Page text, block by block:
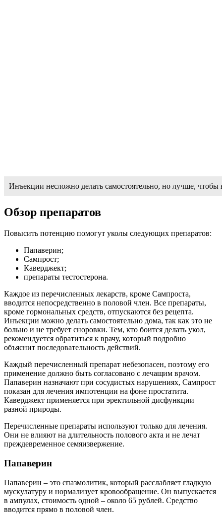
Инъекции несложно делать самостоятельно, но лучше, чтобы
Обзор препаратов
Повысить потенцию помогут уколы следующих препаратов:
Папаверин;
Сампрост;
Каверджект;
препараты тестостерона.
Каждое из перечисленных лекарств, кроме Сампроста,
вводится непосредственно в половой член. Все препараты,
кроме гормональных средств, отпускаются без рецепта.
Инъекции можно делать самостоятельно дома, так как это не
больно и не требует сноровки. Тем, кто боится делать укол,
рекомендуется обратиться к врачу, который подробно
объяснит последовательность действий.
Каждый перечисленный препарат небезопасен, поэтому его
применение должно быть согласовано с лечащим врачом.
Папаверин назначают при сосудистых нарушениях, Сампрост
показан для лечения импотенции на фоне простатита.
Каверджект применяется при эректильной дисфункции
разной природы.
Перечисленные препараты используют только для лечения.
Они не влияют на длительность полового акта и не лечат
преждевременное семяизвержение.
Папаверин
Папаверин – это спазмолитик, который расслабляет гладкую
мускулатуру и нормализует кровообращение. Он выпускается
в ампулах, стоимость одной – около 65 рублей. Средство
вводится прямо в половой член.